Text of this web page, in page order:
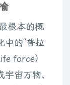
根本的概
中的“普拉
force）
宙万物、